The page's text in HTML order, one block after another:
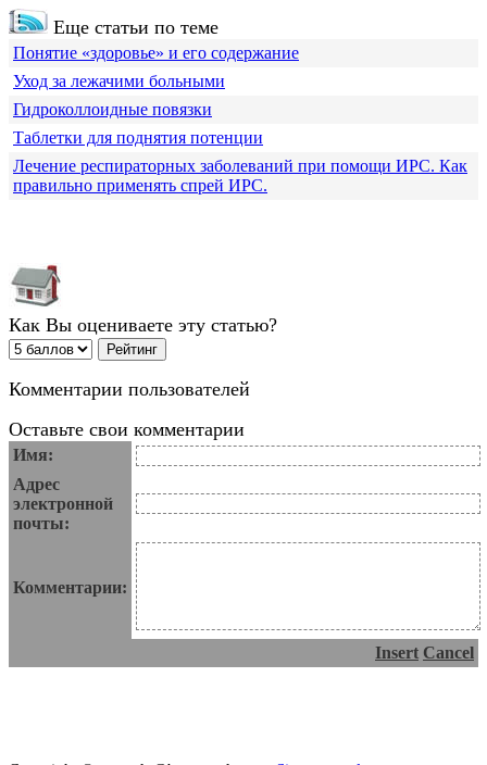
Еще статьи по теме
Понятие «здоровье» и его содержание
Уход за лежачими больными
Гидроколлоидные повязки
Таблетки для поднятия потенции
Лечение респираторных заболеваний при помощи ИРС. Как
правильно применять спрей ИРС.
Как Вы оцениваете эту статью?
Комментарии пользователей
Оставьте свои комментарии
Имя:
Адрес
электронной
почты:
Комментарии:
Insert Cancel